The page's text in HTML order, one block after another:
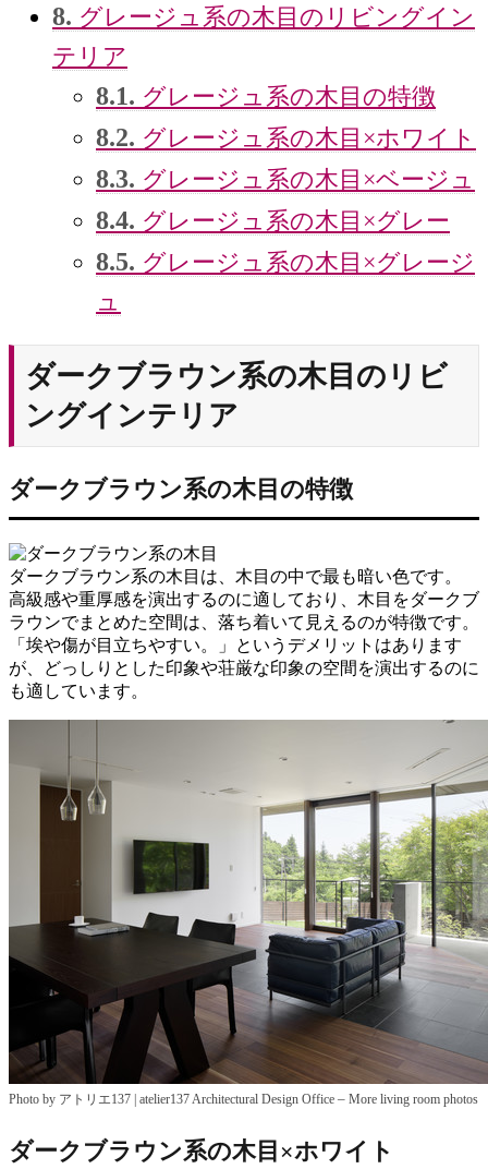
8. グレージュ系の木目のリビングイン
テリア
8.1. グレージュ系の木目の特徴
8.2. グレージュ系の木目×ホワイト
8.3. グレージュ系の木目×ベージュ
8.4. グレージュ系の木目×グレー
8.5. グレージュ系の木目×グレージ
ュ
ダークブラウン系の木目のリビ
ングインテリア
ダークブラウン系の木目の特徴
ダークブラウン系の木目は、木目の中で最も暗い色です。
高級感や重厚感を演出するのに適しており、木目をダークブ
ラウンでまとめた空間は、落ち着いて見えるのが特徴です。
「埃や傷が目立ちやすい。」というデメリットはあります
が、どっしりとした印象や荘厳な印象の空間を演出するのに
も適しています。
Photo by アトリエ137 | atelier137 Architectural Design Office – More living room photos
ダークブラウン系の木目×ホワイト